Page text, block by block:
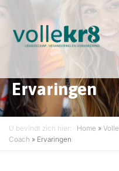
Ervaringen
U bevindt zich hier: Home »
Coach » Ervaringen